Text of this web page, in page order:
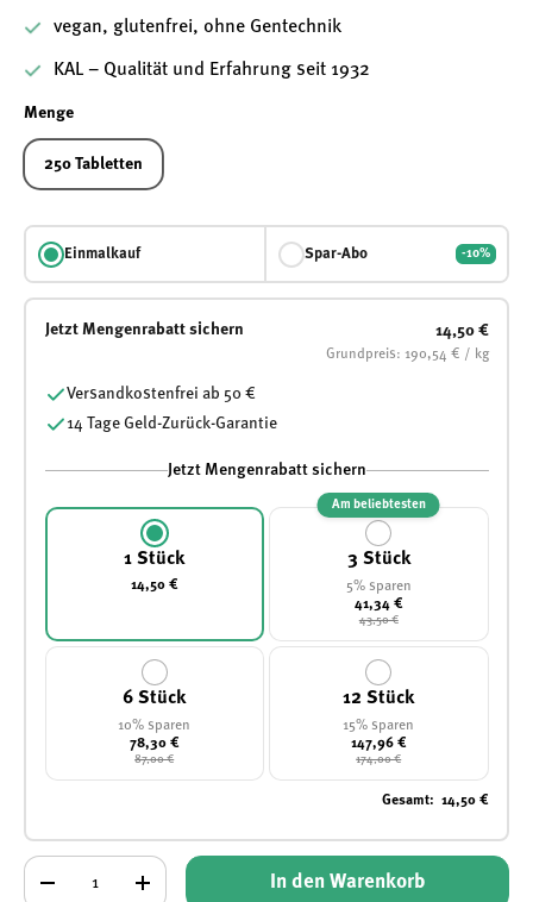
vegan, glutenfrei, ohne Gentechnik
KAL – Qualität und Erfahrung seit 1932
Menge
250 Tabletten
Einmalkauf Spar-Abo -10%
Jetzt Mengenrabatt sichern 14,50 €
Grundpreis: 190,54 € / kg
Versandkostenfrei ab 50 €
14 Tage Geld-Zurück-Garantie
Jetzt Mengenrabatt sichern
1 Stück
14,50 €
3 Stück
5% sparen
Am beliebtesten
41,34 €
43,50 €
6 Stück
10% sparen
78,30 €
87,00 €
12 Stück
15% sparen
147,96 €
174,00 €
Gesamt: 14,50 €
Anzahl
+ In den Warenkorb